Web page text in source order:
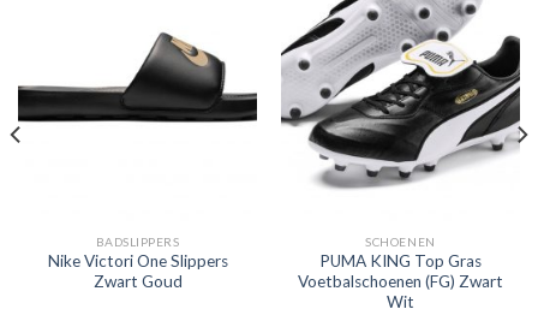
BADSLIPPERS
Nike Victori One Slippers
Zwart Goud
SCHOENEN
PUMA KING Top Gras
Voetbalschoenen (FG) Zwart
Wit